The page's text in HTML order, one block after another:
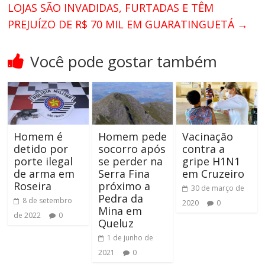
LOJAS SÃO INVADIDAS, FURTADAS E TÊM
PREJUÍZO DE R$ 70 MIL EM GUARATINGUETÁ →
Você pode gostar também
Homem é
detido por
porte ilegal
de arma em
Roseira
8 de setembro
de 2022
0
Homem pede
socorro após
se perder na
Serra Fina
próximo a
Pedra da
Mina em
Queluz
1 de junho de
2021
0
Vacinação
contra a
gripe H1N1
em Cruzeiro
30 de março de
2020
0